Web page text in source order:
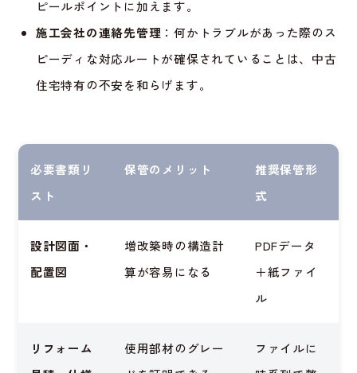
ピールポイントに加えます。
施工会社の連絡先管理 ：何かトラブルがあった際のス
ピーディな対応ルートが確保されていることは、中古
住宅特有の不安を和らげます。
必要書類リ
スト
保管のメリット
推奨保管形
式
設計図面・
配置図
増改築時の構造計
算が容易になる
PDFデータ
＋紙ファイ
ル
リフォーム
使用部材のグレー
ファイルに